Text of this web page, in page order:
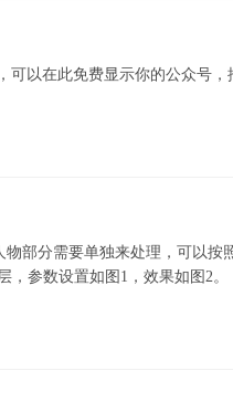
可以在此免费显示你的公众号，
部分需要单独来处理，可以按
参数设置如图1，效果如图2。